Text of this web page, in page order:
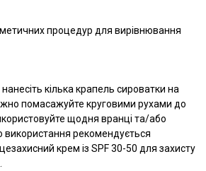
процедур для вирівнювання
нанесіть кілька крапель сироватки на
помасажуйте круговими рухами до
щодня вранці та/або
використання рекомендується
крем із SPF 30-50 для захисту